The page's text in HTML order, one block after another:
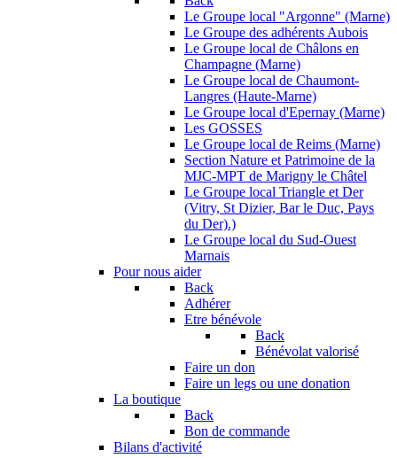
Le Groupe local "Argonne" (Marne)
Le Groupe des adhérents Aubois
Le Groupe local de Châlons en
Champagne (Marne)
Le Groupe local de Chaumont-
Langres (Haute-Marne)
Le Groupe local d'Epernay (Marne)
Les GOSSES
Le Groupe local de Reims (Marne)
Section Nature et Patrimoine de la
MJC-MPT de Marigny le Châtel
Le Groupe local Triangle et Der
(Vitry, St Dizier, Bar le Duc, Pays
du Der).)
Le Groupe local du Sud-Ouest
Marnais
Pour nous aider
Back
Adhérer
Etre bénévole
Back
Bénévolat valorisé
Faire un don
Faire un legs ou une donation
La boutique
Back
Bon de commande
Bilans d'activité